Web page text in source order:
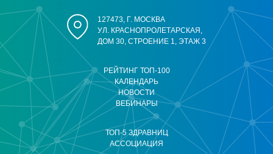
РЕЙТИНГ ТОП-100
КАЛЕНДАРЬ
НОВОСТИ
ВЕБИНАРЫ
ТОП-5 ЗДРАВНИЦ
АССОЦИАЦИЯ
127473, Г. МОСКВА
УЛ. КРАСНОПРОЛЕТАРСКАЯ,
ДОМ 30, СТРОЕНИЕ 1, ЭТАЖ 3